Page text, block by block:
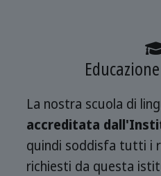
La nostra scuola di
accreditata
quindi soddisfa tutti i
richiesti da questa